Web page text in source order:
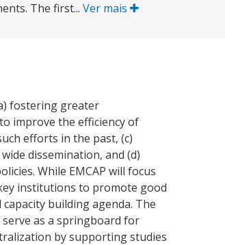
The first... Ver mais
fostering greater
improve the efficiency of
efforts in the past, (c)
dissemination, and (d)
While EMCAP will focus
institutions to promote good
building agenda. The
as a springboard for
by supporting studies